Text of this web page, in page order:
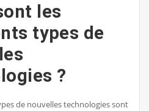
les
types de
?
de nouvelles technologies sont